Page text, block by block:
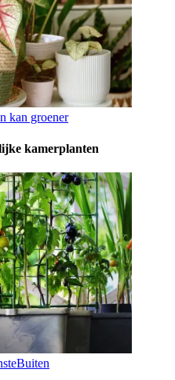
kan groener
kamerplanten